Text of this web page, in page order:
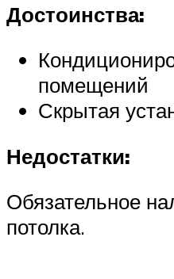
Достоинства:
помещений
Скрытая
Недостатки:
Обязательное
потолка.